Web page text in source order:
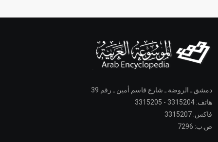
دمشق ـ الروضة ـ شارع قاسم أمين ـ رقم 39
هاتف: 3315204 - 3315205
فاكس: 3315207
ص.ب: 7296